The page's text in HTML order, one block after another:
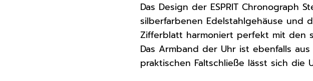
Das Design der ESPRIT Chronograph
silberfarbenen Edelstahlgehäuse und
Zifferblatt harmoniert perfekt mit den
Das Armband der Uhr ist ebenfalls
praktischen Faltschließe lässt sich